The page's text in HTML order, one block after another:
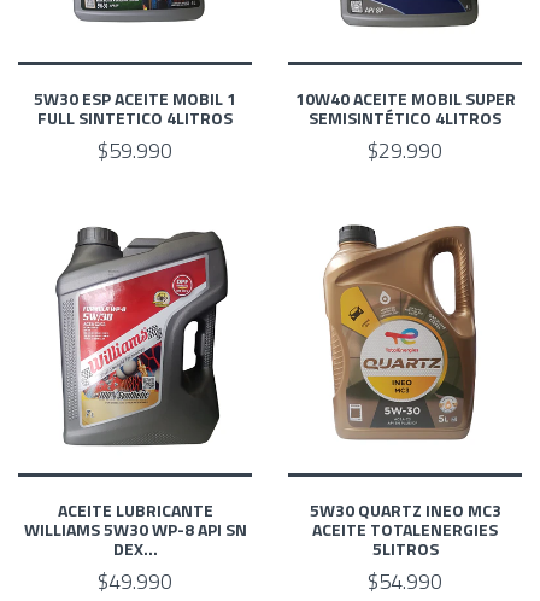
5W30 ESP ACEITE MOBIL 1
FULL SINTETICO 4LITROS
$59.990
10W40 ACEITE MOBIL SUPER
SEMISINTÉTICO 4LITROS
$29.990
ACEITE LUBRICANTE
WILLIAMS 5W30 WP-8 API SN
DEX...
$49.990
5W30 QUARTZ INEO MC3
ACEITE TOTALENERGIES
5LITROS
$54.990